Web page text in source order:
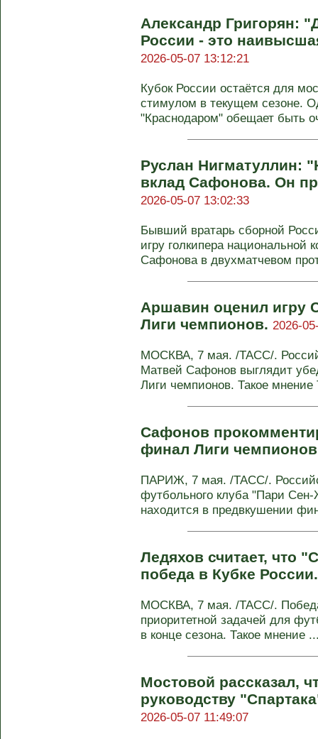
Александр Григорян:
России - это
2026-05-07 13:12:21
Кубок России остаётся для
стимулом в текущем сезоне.
"Краснодаром" обещает быть
Руслан Нигматуллин:
вклад Сафонова. Он
2026-05-07 13:02:33
Бывший вратарь сборной
игру голкипера
Сафонова в двухматчевом
Аршавин оценил игру
Лиги чемпионов. 2026-
МОСКВА, 7 мая. /ТАСС/.
Матвей Сафонов выглядит
Лиги чемпионов. Такое
Сафонов
финал Лиги
ПАРИЖ, 7 мая. /ТАСС/.
футбольного клуба "Пари
находится в предвкушении
Ледяхов считает, что
победа в Кубке
МОСКВА, 7 мая. /ТАСС/.
приоритетной задачей для
в конце сезона. Такое мнение
Мостовой рассказал,
руководству
2026-05-07 11:49:07